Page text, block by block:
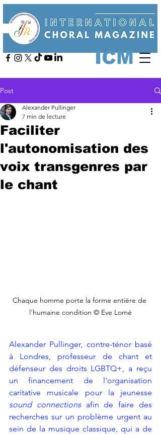
ICM
Post
Faciliter
l'autonomisation des
voix transgenres par
le chant
Alexander Pullinger
7 min de lecture
Chaque homme porte la forme entière de
l'humaine condition © Eve Lomé
Alexander Pullinger, contre-ténor basé
à Londres, professeur de chant et
défenseur des droits LGBTQ+, a reçu
un financement de l'organisation
sound connections afin de faire des
recherches sur un problème urgent au
sein de la musique classique, qui a de